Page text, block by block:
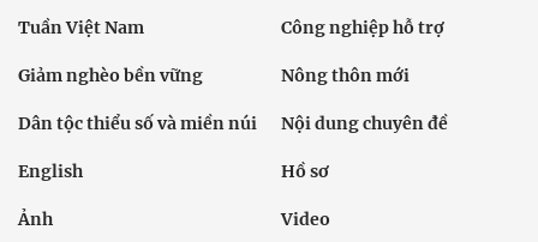
Tuần Việt Nam Công nghiệp hỗ trợ
Giảm nghèo bền vững Nông thôn mới
Dân tộc thiểu số và miền núi Nội dung chuyên đề
English Hồ sơ
Ảnh Video